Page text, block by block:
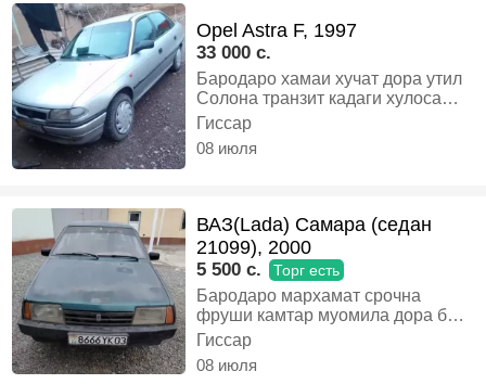
Opel Astra F, 1997
33 000 c.
Бародаро хамаи хучат дора утил
Солона транзит кадаги хулоса
харидори аник боша бамперш
кор дора тамом факат хай мекни
мегарди бо муомила Дора бе
Гиссар
08 июля
ВАЗ(Lada) Самара (седан
21099), 2000
5 500 c. Торг есть
Бародаро мархамат срочна
фруши камтар муомила дора боз
дакумент надора тех паспорт
дора тамом, Бензин, Механика,
Седан
Гиссар
08 июля